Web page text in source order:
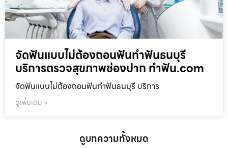
จัดฟันแบบไม่ต้องถอนฟันทำฟันธนบุรี
บริการตรวจสุขภาพช่องปาก ทำฟัน.com
จัดฟันแบบไม่ต้องถอนฟันทำฟันธนบุรี บริการ
ดูเพิ่มเติม »
ดูบทความทั้งหมด